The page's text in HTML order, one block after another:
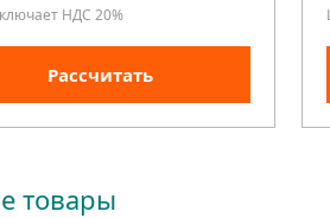
НДС 20%
Рассчитать
товары